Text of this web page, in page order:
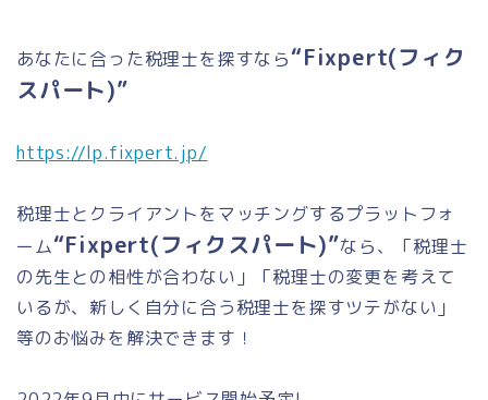
あなたに合った税理士を探すなら“Fixpert(フィク
スパート)”
https://lp.fixpert.jp/
税理士とクライアントをマッチングするプラットフォ
ーム“Fixpert(フィクスパート)”なら、「税理士
の先生との相性が合わない」「税理士の変更を考えて
いるが、新しく自分に合う税理士を探すツテがない」
等のお悩みを解決できます！